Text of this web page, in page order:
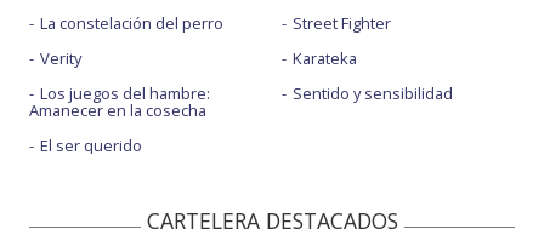
La constelación del perro
Verity
Los juegos del hambre:
Amanecer en la cosecha
El ser querido
Street Fighter
Karateka
Sentido y sensibilidad
CARTELERA DESTACADOS